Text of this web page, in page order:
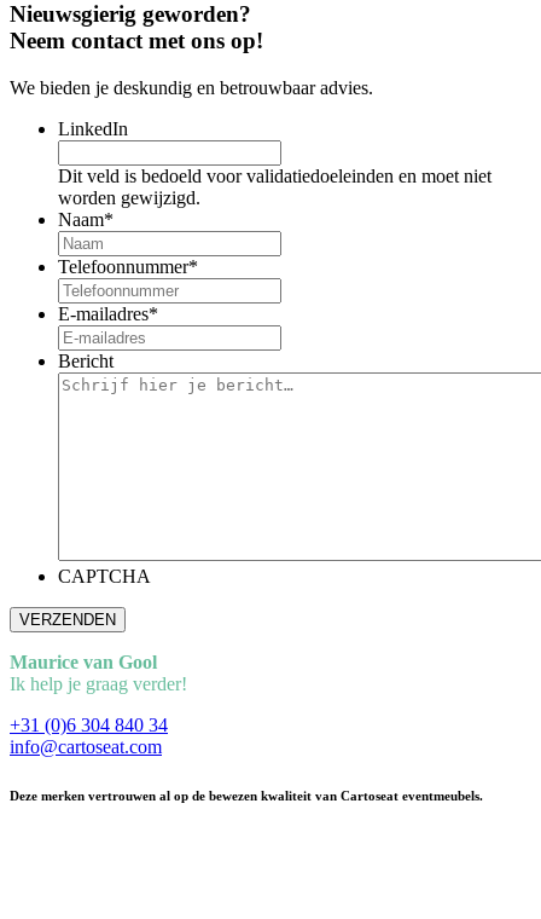
Nieuwsgierig geworden?
Neem contact met ons op!
We bieden je deskundig en betrouwbaar advies.
LinkedIn
Dit veld is bedoeld voor validatiedoeleinden en moet niet
worden gewijzigd.
Naam*
Telefoonnummer*
E-mailadres*
Bericht
CAPTCHA
Maurice van Gool
Ik help je graag verder!
+31 (0)6 304 840 34
info@cartoseat.com
Deze merken vertrouwen al op de bewezen kwaliteit van Cartoseat eventmeubels.